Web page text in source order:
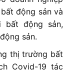
động sản và
bất động sản,
sản.
thị trường bất
Covid-19 tác